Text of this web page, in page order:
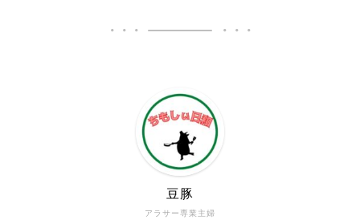
アラサー専業主婦
豆豚